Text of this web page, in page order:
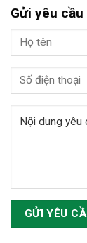
Gửi yêu